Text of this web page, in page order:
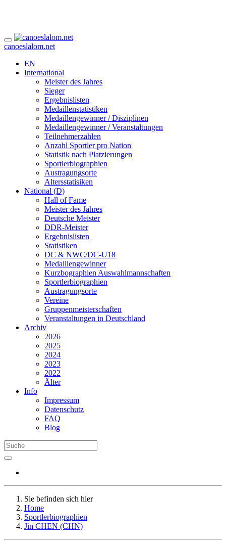
canoeslalom.net
EN
International
Meister des Jahres
Sieger
Ergebnislisten
Medaillenstatistiken
Medaillengewinner / Disziplinen
Medaillengewinner / Veranstaltungen
Teilnehmerzahlen
Anzahl Sportler pro Nation
Statistik nach Platzierungen
Sportlerbiographien
Austragungsorte
Altersstatisiken
National (D)
Hall of Fame
Meister des Jahres
Deutsche Meister
DDR-Meister
Ergebnislisten
Statistiken
DC & NWC/DC-U18
Medaillengewinner
Kurzbographien Auswahlmannschaften
Sportlerbiographien
Austragungsorte
Vereine
Gruppenmeisterschaften
Veranstaltungen in Deutschland
Archiv
2026
2025
2024
2023
2022
Älter
Info
Impressum
Datenschutz
FAQ
Blog
Sie befinden sich hier
Home
Sportlerbiographien
Jin CHEN (CHN)